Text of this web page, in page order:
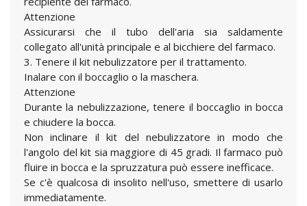
Attenzione
Assicurarsi che il tubo dell'aria sia saldamente
collegato all'unità principale e al bicchiere del farmaco.
3. Tenere il kit nebulizzatore per il trattamento.
Inalare con il boccaglio o la maschera.
Attenzione
Durante la nebulizzazione, tenere il boccaglio in bocca
e chiudere la bocca.
Non inclinare il kit del nebulizzatore in modo che
l'angolo del kit sia maggiore di 45 gradi. Il farmaco può
fluire in bocca e la spruzzatura può essere inefficace.
Se c'è qualcosa di insolito nell'uso, smettere di usarlo
immediatamente.